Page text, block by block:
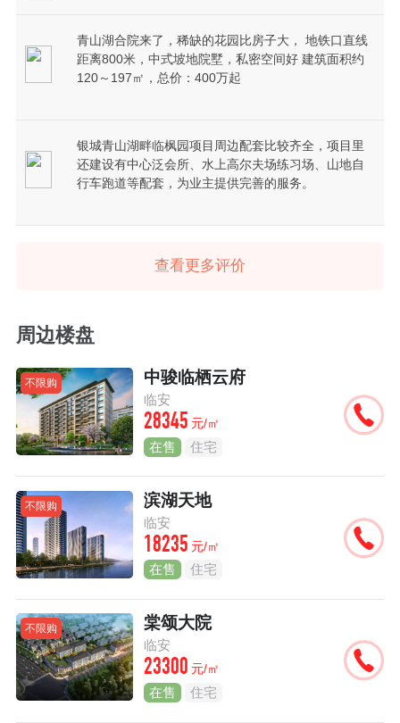
青山湖合院来了，稀缺的花园比房子大， 地铁口直线
距离800米，中式坡地院墅，私密空间好 建筑面积约
120～197㎡，总价：400万起
银城青山湖畔临枫园项目周边配套比较齐全，项目里
还建设有中心泛会所、水上高尔夫场练习场、山地自
行车跑道等配套，为业主提供完善的服务。
查看更多评价
周边楼盘
不限购 中骏临栖云府
临安
28345 元/㎡
在售 住宅
不限购 滨湖天地
临安
18235 元/㎡
在售 住宅
不限购 棠颂大院
临安
23300 元/㎡
在售 住宅